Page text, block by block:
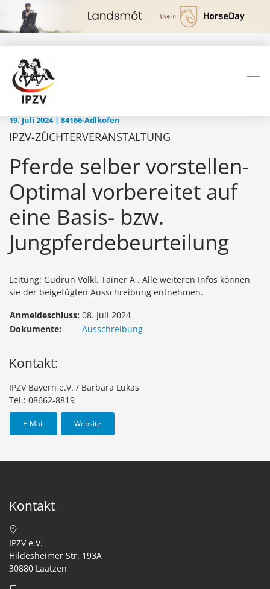
19. Juli 2024 | 84166-Adlkofen
IPZV-ZÜCHTERVERANSTALTUNG
Pferde selber vorstellen-
Optimal vorbereitet auf
eine Basis- bzw.
Jungpferdebeurteilung
Leitung: Gudrun Völkl, Tainer A . Alle weiteren Infos können
sie der beigefügten Ausschreibung entnehmen.
Anmeldeschluss: 08. Juli 2024
Dokumente:
Ausschreibung
Kontakt:
IPZV Bayern e.V. / Barbara Lukas
Tel.: 08662-8819
E-Mail Website
Kontakt
IPZV e.V.
Hildesheimer Str. 193A
30880 Laatzen